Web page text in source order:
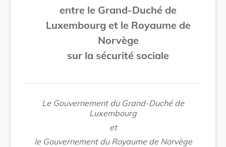
entre le Grand-Duché de
Luxembourg et le Royaume de
Norvège
sur la sécurité sociale
Le Gouvernement du Grand-Duché de
Luxembourg
et
le Gouvernement du Royaume de Norvège